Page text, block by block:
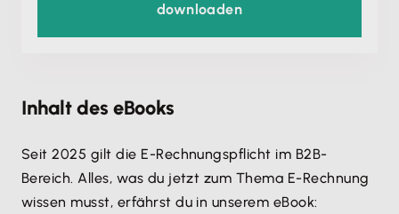
downloaden
Inhalt des eBooks
Seit 2025 gilt die E-Rechnungspflicht im B2B-
Bereich. Alles, was du jetzt zum Thema E-Rechnung
wissen musst, erfährst du in unserem eBook: